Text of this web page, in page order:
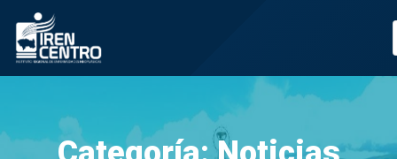
Prueba